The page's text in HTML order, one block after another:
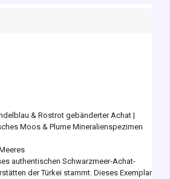
& Rostrot gebänderter Achat |
Moos & Plume Mineralienspezimen
authentischen Schwarzmeer-Achat-
der Türkei stammt. Dieses Exemplar